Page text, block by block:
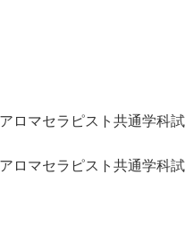
ロマセラピスト共通学科
ロマセラピスト共通学科